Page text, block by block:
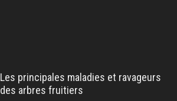
Les principales maladies et ravageurs
des arbres fruitiers